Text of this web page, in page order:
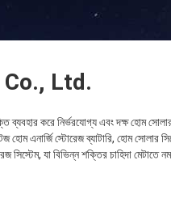
Co., Ltd.
করে নির্ভরযোগ্য এবং দক্ষ হোম সোলার
এনার্জি স্টোরেজ ব্যাটারি, হোম সোলার
সিস্টেম, যা বিভিন্ন শক্তির চাহিদা মেটাতে